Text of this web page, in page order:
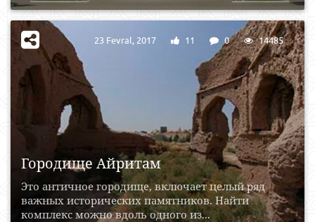
Городище Айритам
Это античное городище, включает целый ряд
важных исторических памятников. Найти
комплекс можно вдоль одного из...
23 Fevral, 2017 11 0 14485